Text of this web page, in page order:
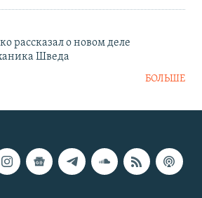
рассказал о новом деле
Шведа
БОЛЬШЕ